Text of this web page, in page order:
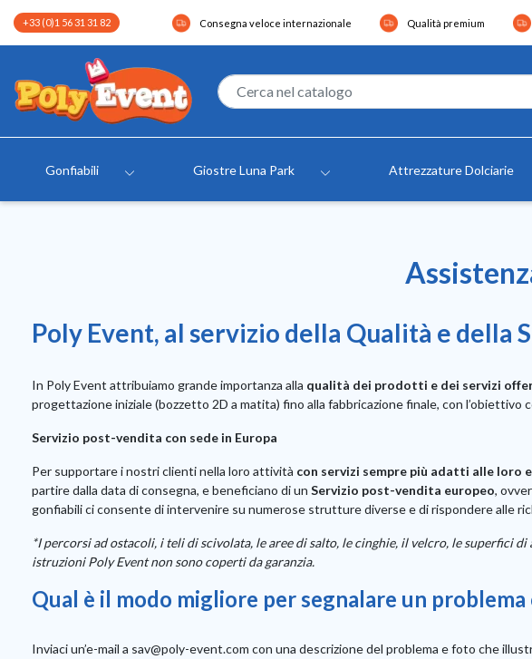
+33 (0)1 56 31 31 82 Consegna veloce internazionale Qualità premium
Gonfiabili Giostre Luna Park Attrezzature Dolciarie
Poly Event, al servizio della Qualità e della
In Poly Event attribuiamo grande importanza alla qualità dei prodotti e dei servizi
progettazione iniziale (bozzetto 2D a matita) fino alla fabbricazione finale, con
Servizio post-vendita con sede in Europa
Per supportare i nostri clienti nella loro attività con servizi sempre più adatti alle loro
partire dalla data di consegna, e beneficiano di un Servizio post-vendita europeo,
gonfiabili ci consente di intervenire su numerose strutture diverse e di rispondere alle
*I percorsi ad ostacoli, i teli di scivolata, le aree di salto, le cinghie, il velcro, le superfici
istruzioni Poly Event non sono coperti da garanzia.
Qual è il modo migliore per segnalare un
Inviaci un’e-mail a sav@poly-event.com con una descrizione del problema e foto che